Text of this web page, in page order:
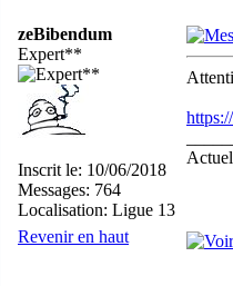
zeBibendum
Expert**
Inscrit le: 10/06/2018
Messages: 764
Localisation: Ligue 13
Revenir en haut